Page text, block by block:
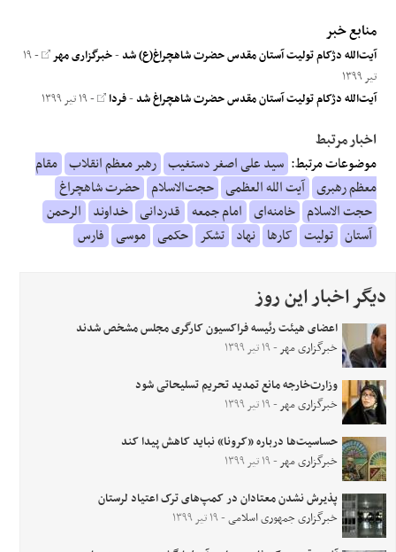
منابع خبر
آیت‌الله دژکام تولیت آستان مقدس حضرت شاهچراغ(ع) شد-خبرگزاری مهر
- ۱۹
تیر ۱۳۹۹
آیت‌الله دژکام تولیت آستان مقدس حضرت شاهچراغ شد-فردا - ۱۹ تیر ۱۳۹۹
اخبار مرتبط
موضوعات مرتبط: سید علی اصغر دستغیب رهبر معظم انقلاب مقام
معظم رهبری آیت الله العظمی حجت‌الاسلام حضرت شاهچراغ
حجت الاسلام خامنه‌ای امام جمعه قدردانی خداوند الرحمن
آستان تولیت کارها نهاد تشکر حکمی موسی فارس
دیگر اخبار این روز
اعضای هیئت رئیسه فراکسیون کارگری مجلس مشخص شدند
خبرگزاری مهر- ۱۹ تیر ۱۳۹۹
وزارت‌خارجه مانع تمدید تحریم تسلیحاتی شود
خبرگزاری مهر- ۱۹ تیر ۱۳۹۹
حساسیت‌ها درباره «کرونا» نباید کاهش پیدا کند
خبرگزاری مهر- ۱۹ تیر ۱۳۹۹
پذیرش نشدن معتادان در کمپ‌های ترک اعتیاد لرستان
خبرگزاری جمهوری اسلامی- ۱۹ تیر ۱۳۹۹